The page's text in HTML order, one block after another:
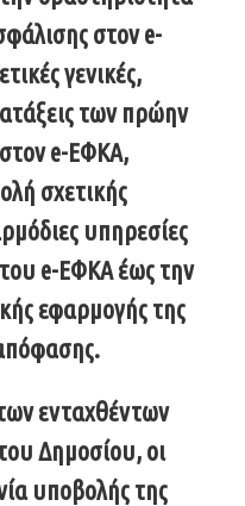
στον e-
γενικές,
των πρώην
e-ΕΦΚΑ,
σχετικής
υπηρεσίες
e-ΕΦΚΑ έως την
εφαρμογής της
ενταχθέντων
Δημοσίου, οι
υποβολής της